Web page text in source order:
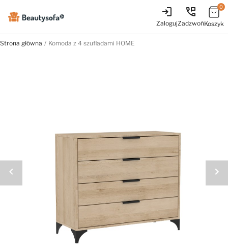
login
Zaloguj
perm_phone_msg
Zadzwoń
0
Koszyk
Strona główna Komoda z 4 szufladami HOME